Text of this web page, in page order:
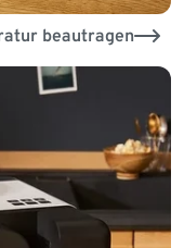
beautragen